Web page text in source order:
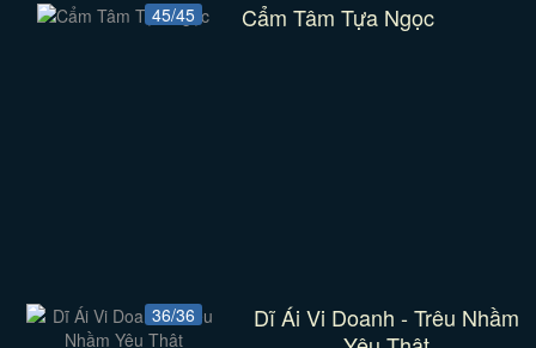
45/45 Cẩm Tâm Tựa Ngọc
36/36
Dĩ Ái Vi Doanh - Trêu Nhầm